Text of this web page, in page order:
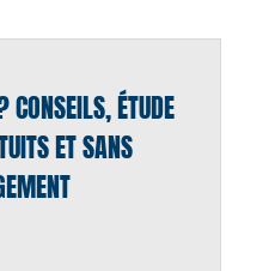
CONSEILS, ÉTUDE
ET SANS